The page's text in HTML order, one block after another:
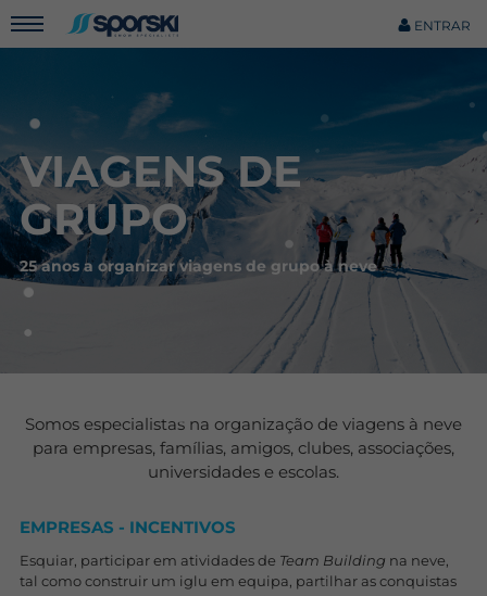
ENTRAR
VIAGENS DE
GRUPO
25 anos a organizar viagens de grupo à neve
Somos especialistas na organização de viagens à neve
para empresas, famílias, amigos, clubes, associações,
universidades e escolas.
EMPRESAS - INCENTIVOS
Esquiar, participar em atividades de Team Building na neve,
tal como construir um iglu em equipa, partilhar as conquistas